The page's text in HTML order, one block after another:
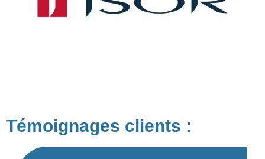
Témoignages clients :